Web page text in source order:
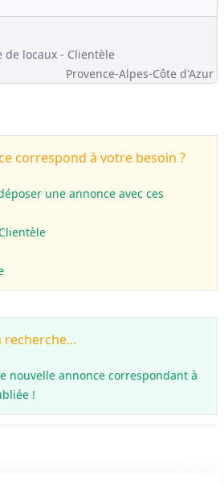
de locaux - Clientèle
Provence-Alpes-Côte d'Azur
correspond à votre besoin ?
une annonce avec ces
nouvelle annonce correspondant à
!